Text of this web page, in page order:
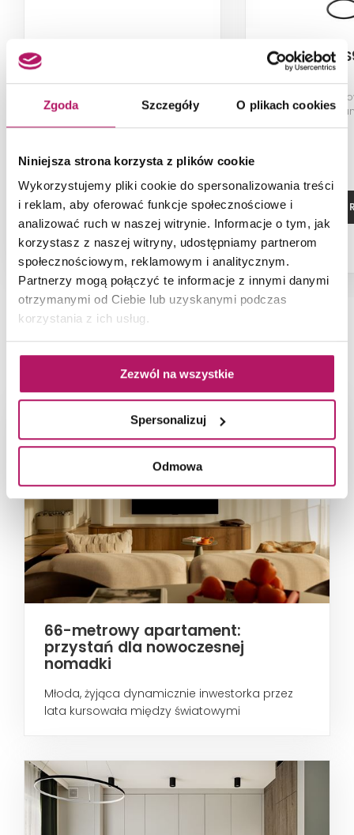
Zgoda Szczegóły O plikach cookies
Niniejsza strona korzysta z plików cookie
Wykorzystujemy pliki cookie do spersonalizowania treści
i reklam, aby oferować funkcje społecznościowe i
analizować ruch w naszej witrynie. Informacje o tym, jak
korzystasz z naszej witryny, udostępniamy partnerom
społecznościowym, reklamowym i analitycznym.
Partnerzy mogą połączyć te informacje z innymi danymi
otrzymanymi od Ciebie lub uzyskanymi podczas
korzystania z ich usług.
Zezwól na wszystkie
Spersonalizuj
Odmowa
Cersanit Amet S951-041
Bateria umywalkowa stojąca,
ZOBACZ PRODUKT
Dostępność:na zamówienie
Cersanit
Komplet
montażu baterii
serii
ZOBACZ
NAJNOWSZE ARTYKUŁY
66-metrowy apartament:
przystań dla nowoczesnej
nomadki
Młoda, żyjąca dynamicznie inwestorka przez
lata kursowała między światowymi